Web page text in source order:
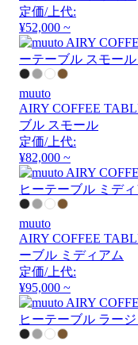
定価/上代:
¥52,000 ~
muuto
AIRY COFFEE
ブル スモール
定価/上代:
¥82,000 ~
muuto
AIRY COFFEE
ーブル ミディアム
定価/上代:
¥95,000 ~